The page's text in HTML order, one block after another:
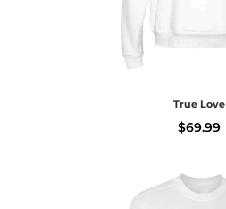
True Love
$69.99